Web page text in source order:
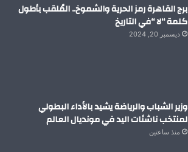
برج القاهرة رمز الحرية والشموخ.. المُلقب بأطول
كلمة “لا “في التاريخ
ديسمبر 20, 2024
وزير الشباب والرياضة يشيد بالأداء البطولي
لمنتخب ناشئات اليد في مونديال العالم
منذ ساعتين